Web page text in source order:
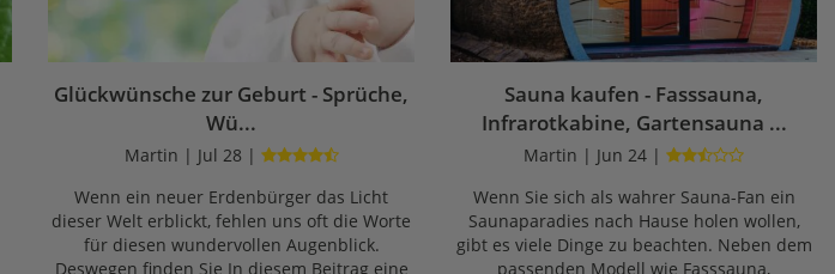
Glückwünsche zur Geburt - Sprüche,
Wü...
Martin | Jul 28 |
Wenn ein neuer Erdenbürger das Licht
dieser Welt erblickt, fehlen uns oft die Worte
für diesen wundervollen Augenblick.
Deswegen finden Sie In diesem Beitrag eine
Sauna kaufen - Fasssauna,
Infrarotkabine, Gartensauna ...
Martin | Jun 24 |
Wenn Sie sich als wahrer Sauna-Fan ein
Saunaparadies nach Hause holen wollen,
gibt es viele Dinge zu beachten. Neben dem
passenden Modell wie Fasssauna,